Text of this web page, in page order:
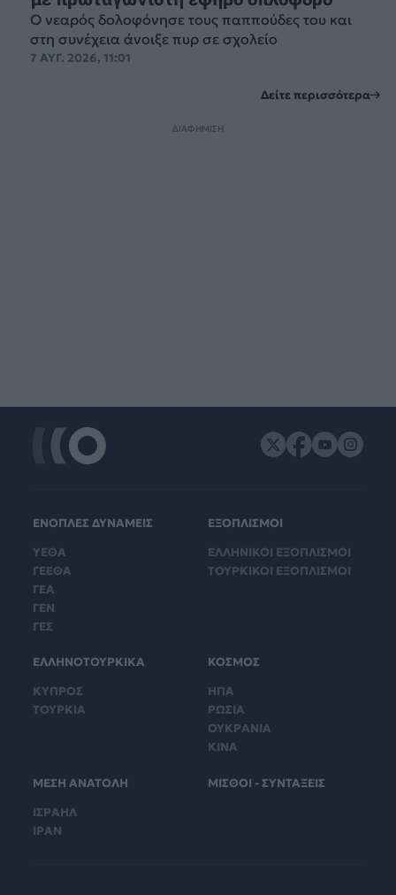
Ο νεαρός δολοφόνησε τους παππούδες του και
στη συνέχεια άνοιξε πυρ σε σχολείο
7 ΑΥΓ. 2026, 11:01
Δείτε περισσότερα
ΔΙΑΦΗΜΙΣΗ
ΕΝΟΠΛΕΣ ΔΥΝΑΜΕΙΣ
ΥΕΘΑ
ΓΕΕΘΑ
ΓΕΑ
ΓΕΝ
ΓΕΣ
ΕΞΟΠΛΙΣΜΟΙ
ΕΛΛΗΝΙΚΟΙ ΕΞΟΠΛΙΣΜΟΙ
ΤΟΥΡΚΙΚΟΙ ΕΞΟΠΛΙΣΜΟΙ
ΕΛΛΗΝΟΤΟΥΡΚΙΚΑ
ΚΥΠΡΟΣ
ΤΟΥΡΚΙΑ
ΚΟΣΜΟΣ
ΗΠΑ
ΡΩΣΙΑ
ΟΥΚΡΑΝΙΑ
ΚΙΝΑ
ΜΕΣΗ ΑΝΑΤΟΛΗ
ΙΣΡΑΗΛ
ΙΡΑΝ
ΜΙΣΘΟΙ - ΣΥΝΤΑΞΕΙΣ